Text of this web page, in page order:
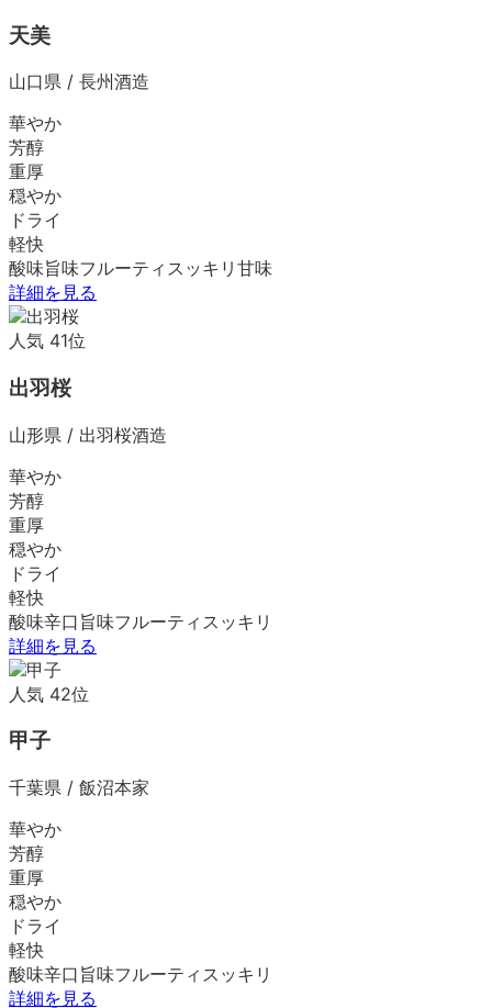
天美
山口県 / 長州酒造
華やか
芳醇
重厚
穏やか
ドライ
軽快
酸味旨味フルーティ スッキリ 甘味
詳細を見る
人気 41位
出羽桜
山形県 / 出羽桜酒造
華やか
芳醇
重厚
穏やか
ドライ
軽快
酸味辛口 旨味フルーティ スッキリ
詳細を見る
人気 42位
甲子
千葉県 / 飯沼本家
華やか
芳醇
重厚
穏やか
ドライ
軽快
酸味辛口 旨味フルーティ スッキリ
詳細を見る